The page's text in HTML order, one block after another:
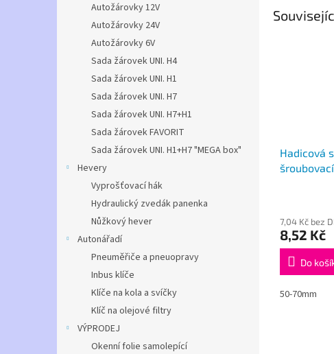
Autožárovky 12V
Autožárovky 24V
Autožárovky 6V
Sada žárovek UNI. H4
Sada žárovek UNI. H1
Sada žárovek UNI. H7
Sada žárovek UNI. H7+H1
Sada žárovek FAVORIT
Sada žárovek UNI. H1+H7 "MEGA box"
Hevery
Vyprošťovací hák
Hydraulický zvedák panenka
Nůžkový hever
Autonářadí
Pneuměřiče a pneuopravy
Inbus klíče
Klíče na kola a svíčky
Klíč na olejové filtry
VÝPRODEJ
Okenní folie samolepící
Hadicová
šroubovací
7,04 Kč bez
8,52 Kč
Do
50-70mm